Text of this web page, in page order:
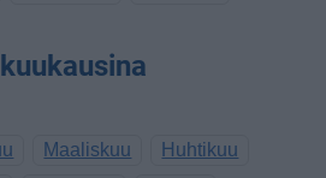
Maaliskuu
Huhtikuu